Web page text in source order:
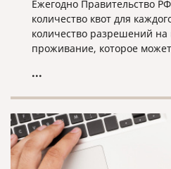
Ежегодно Правительство
количество квот для
количество разрешений
проживание, которое
получения такого
...